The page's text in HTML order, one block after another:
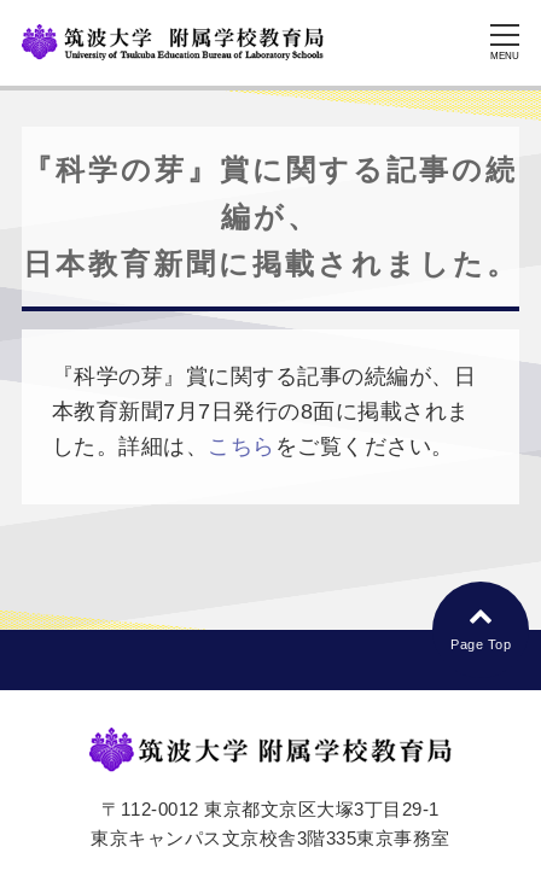
MENU
『科学の芽』賞に関する記事の続
編が、
日本教育新聞に掲載されました。
『科学の芽』賞に関する記事の続編が、日
本教育新聞7月7日発行の8面に掲載されま
した。詳細は、 こちら をご覧ください。
Page Top
〒112-0012 東京都文京区大塚3丁目29-1
東京キャンパス文京校舎3階335東京事務室